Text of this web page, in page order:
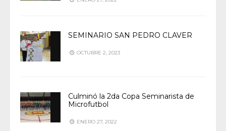
SEMINARIO SAN PEDRO CLAVER
OCTUBRE 2, 2023
Culminó la 2da Copa Seminarista de
Microfutbol
ENERO 27, 2022